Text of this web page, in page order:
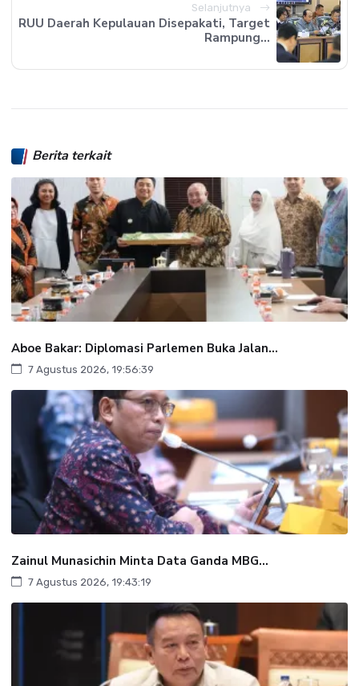
Selanjutnya
RUU Daerah Kepulauan Disepakati, Target
Rampung...
Berita terkait
Aboe Bakar: Diplomasi Parlemen Buka Jalan...
7 Agustus 2026, 19:56:39
Zainul Munasichin Minta Data Ganda MBG...
7 Agustus 2026, 19:43:19